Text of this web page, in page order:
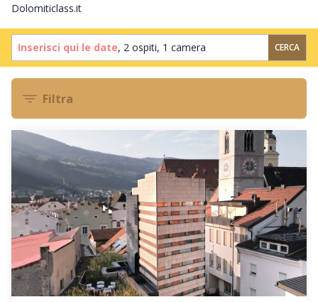
Dolomiticlass.it
Inserisci qui le date, 2 ospiti, 1 camera CERCA
Filtra